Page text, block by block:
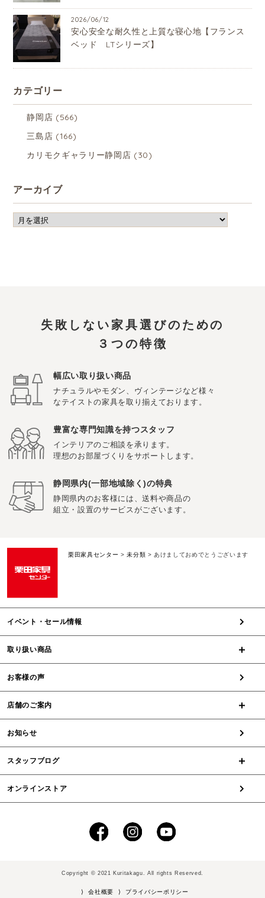
2026/06/12
安心安全な耐久性と上質な寝心地【フランス
ベッド LTシリーズ】
カテゴリー
静岡店 (566)
三島店 (166)
カリモクギャラリー静岡店 (30)
アーカイブ
失敗しない家具選びのための
３つの特徴
幅広い取り扱い商品
ナチュラルやモダン、ヴィンテージなど様々
なテイストの家具を取り揃えております。
豊富な専門知識を持つスタッフ
インテリアのご相談を承ります。
理想のお部屋づくりをサポートします。
静岡県内(一部地域除く)の特典
静岡県内のお客様には、送料や商品の
組立・設置のサービスがございます。
栗田家具センター >未分類 >あけましておめでとうございます
イベント・セール情報
取り扱い商品
お客様の声
店舗のご案内
お知らせ
スタッフブログ
オンラインストア
Copyright © 2021 Kuritakagu. All rights Reserved.
⟩ 会社概要 ⟩ プライバシーポリシー